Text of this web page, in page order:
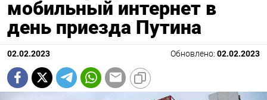
мобильный интернет в
день приезда Путина
02.02.2023 Обновлено: 02.02.2023